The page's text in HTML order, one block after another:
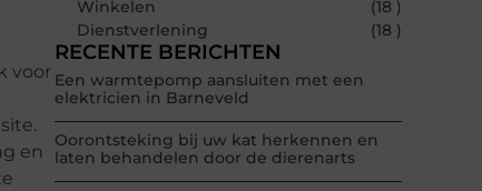
voor
en
Winkelen
(18 )
Dienstverlening
(18 )
RECENTE BERICHTEN
Een warmtepomp aansluiten met een
elektricien in Barneveld
Oorontsteking bij uw kat herkennen en
laten behandelen door de dierenarts